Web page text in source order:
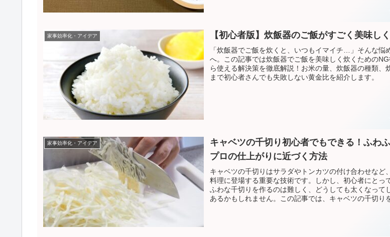
家事効率化・アイデア 【初心者版】炊飯器のご飯がすごく美味し
「炊飯器でご飯を炊くと、いつもイマイチ…」そんな悩
へ。この記事では炊飯器でご飯を美味しく炊くための
ら使える解決策を徹底解説！お米の量、炊飯器の種類、
まで初心者さんでも失敗しない黄金比を紹介します。
家事効率化・アイデア
キャベツの千切り初心者でもできる！ふわ
プロの仕上がりに近づく方法
キャベツの千切りはサラダやトンカツの付け合わせなど
料理に登場する重要な技術です。しかし、初心者にとっ
ふわな千切りを作るのは難しく、どうしても太くなって
あるかもしれません。この記事では、キャベツの千切り